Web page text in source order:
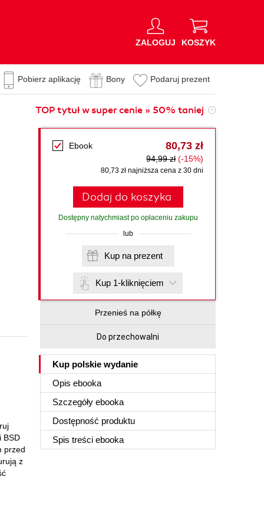
ZALOGUJ KOSZYK
Pobierz aplikację Bony Podaruj prezent
TOP tytuł w super cenie » 50% taniej
Ebook 80,73 zł
94,99 zł (-15%)
80,73 zł najniższa cena z 30 dni
Dodaj do koszyka
Dostępny natychmiast po opłaceniu zakupu
lub
Kup na prezent
Kup 1-kliknięciem
Przenieś na półkę
Do przechowalni
Kup polskie wydanie
Opis ebooka
Szczegóły ebooka
Dostępność produktu
Spis treści ebooka
BSD
przed
z